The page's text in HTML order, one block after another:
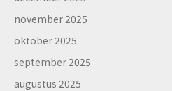
november 2025
oktober 2025
september 2025
augustus 2025